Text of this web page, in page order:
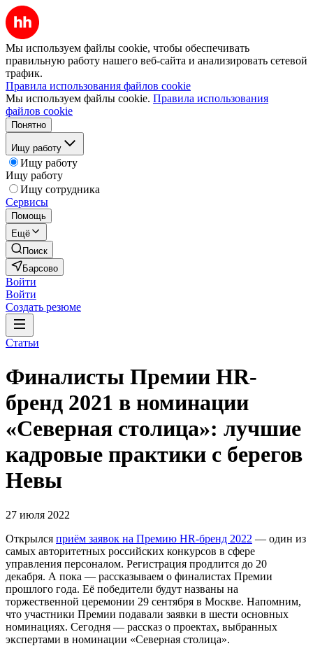
Мы используем файлы cookie, чтобы обеспечивать
правильную работу нашего веб-сайта и анализировать сетевой
трафик.
Правила использования файлов cookie
Мы используем файлы cookie. Правила использования
файлов cookie
Понятно
Ищу работу
Ищу работу
Ищу работу
Ищу сотрудника
Сервисы
Помощь
Ещё
Поиск
Барсово
Войти
Войти
Создать резюме
Статьи
Финалисты Премии HR-
бренд 2021 в номинации
«Северная столица»: лучшие
кадровые практики с берегов
Невы
27 июля 2022
Открылся приём заявок на Премию HR-бренд 2022 — один из
самых авторитетных российских конкурсов в сфере
управления персоналом. Регистрация продлится до 20
декабря. А пока — рассказываем о финалистах Премии
прошлого года. Её победители будут названы на
торжественной церемонии 29 сентября в Москве. Напомним,
что участники Премии подавали заявки в шести основных
номинациях. Сегодня — рассказ о проектах, выбранных
экспертами в номинации «Северная столица».